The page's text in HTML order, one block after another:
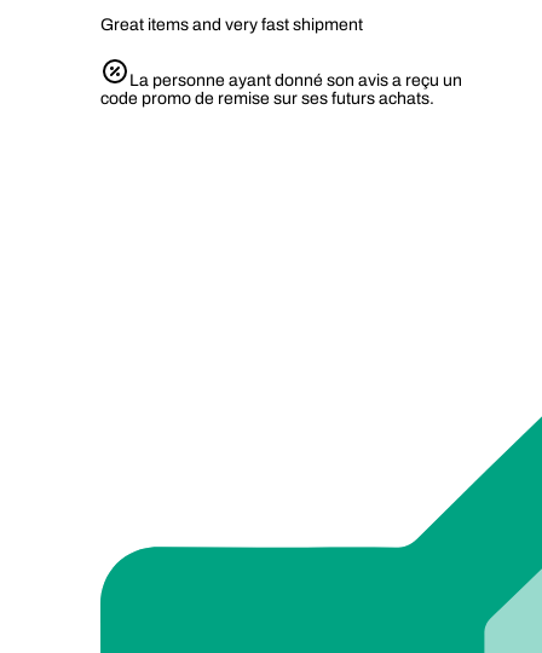
Great items and very fast shipment
La personne ayant donné son avis a reçu un
code promo de remise sur ses futurs achats.